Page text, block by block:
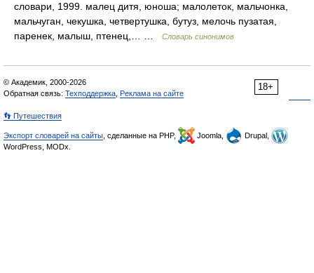
словари, 1999. малец дитя, юноша; малолеток, мальчонка,
мальчуган, чекушка, четвертушка, бутуз, мелочь пузатая,
паренек, малыш, птенец,… …
Словарь синонимов
18+
© Академик, 2000-2026
Обратная связь: Техподдержка Реклама на сайте
👣 Путешествия
Экспорт словарей на сайты , сделанные на PHP, Joomla,
Drupal,
WordPress, MODx.